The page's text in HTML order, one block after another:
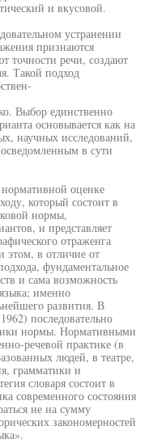
и вкусовой.
устранении
признаются
точности речи, создают
Такой подход
Выбор единственно
основывается как на
научных исследований,
в сути
оценке
который состоит в
нормы,
и представляет
отраженга
этом, в отличие от
фундаментальное
и сама возможность
именно
развития. В
последовательно
нормы. Нормативными
речевой практике (в
людей, в театре,
грамматики и
словаря состоит в
современного состояния
не на сумму
закономерностей